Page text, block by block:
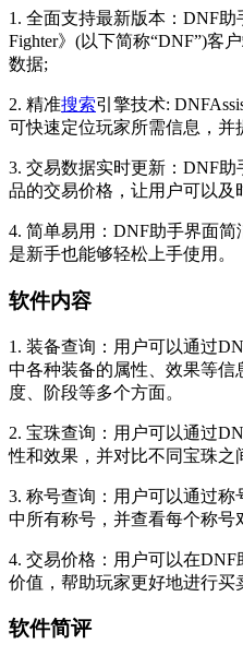
1. 全面支持最新版本：DNF
Fighter》(以下简称“DNF”)客
数据;
2. 精准搜索引擎技术:
可快速定位玩家所需信息，并
3. 交易数据实时更新：DNF
品的交易价格，让用户可以及
4. 简单易用：DNF助手界面
是新手也能够轻松上手使用。
软件内容
1. 装备查询：用户可以通过
中各种装备的属性、效果等
度、阶段等多个方面。
2. 宝珠查询：用户可以通过
性和效果，并对比不同宝珠之
3. 称号查询：用户可以通过
中所有称号，并查看每个称号
4. 交易价格：用户可以在
价值，帮助玩家更好地进行买
软件简评